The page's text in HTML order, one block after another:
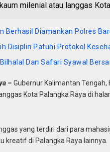
milenial atau langgas
Berhasil Diamankan Polres
Disiplin Patuhi Protokol
Dan Safari Syawal
– Gubernur Kalimantan
Kota Palangka Raya di
yang terdiri dari para
kreatif di Palangka Raya lainnya.